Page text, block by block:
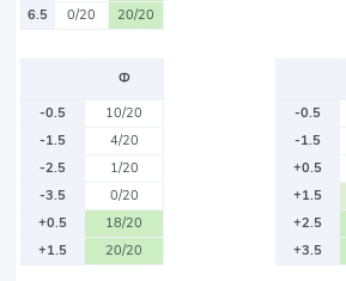
6.5
0/20 20/20
Ф
-0.5
10/20
-1.5
4/20
-2.5
1/20
-3.5
0/20
+0.5
18/20
+1.5
20/20
-0.5
-1.5
+0.5
+1.5
+2.5
+3.5